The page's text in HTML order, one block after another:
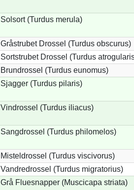
Solsort (Turdus merula)
Gråstrubet Drossel (Turdus obscurus)
Sortstrubet Drossel (Turdus
Brundrossel (Turdus eunomus)
Sjagger (Turdus pilaris)
Vindrossel (Turdus iliacus)
Sangdrossel (Turdus philomelos)
Misteldrossel (Turdus viscivorus)
Vandredrossel (Turdus migratorius)
Grå Fluesnapper (Muscicapa striata)